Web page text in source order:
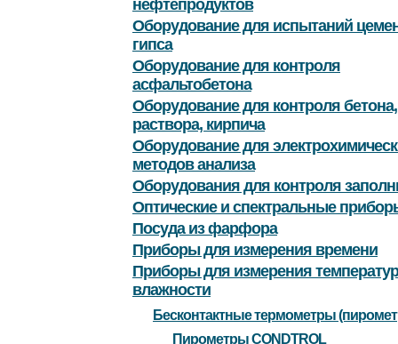
нефтепродуктов
Оборудование для испытаний
гипса
Оборудование для контроля
асфальтобетона
Оборудование для контроля бетона,
раствора, кирпича
Оборудование для
методов анализа
Оборудования для контроля
Оптические и спектральные
Посуда из фарфора
Приборы для измерения времени
Приборы для измерения
влажности
Бесконтактные термометры
Пирометры CONDTROL